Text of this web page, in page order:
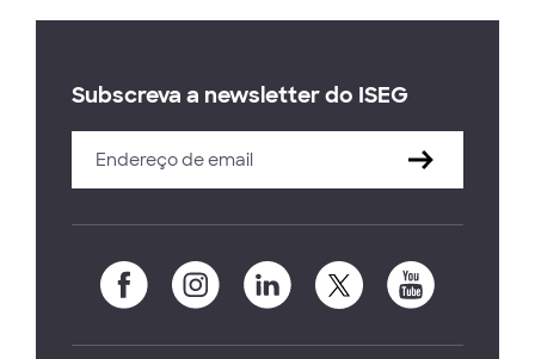
Subscreva a newsletter do ISEG